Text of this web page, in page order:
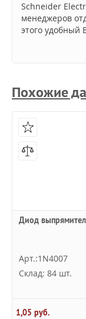
Schneider
менеджеров
этого удобный
Похожие
Диод
Арт.:1N4007
Склад: 84 шт.
1,05 руб.